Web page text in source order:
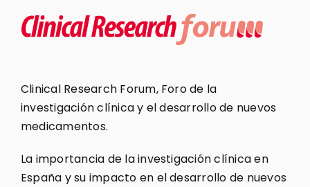
Clinical Research Forum, Foro de la
investigación clínica y el desarrollo de nuevos
medicamentos.
La importancia de la investigación clínica en
España y su impacto en el desarrollo de nuevos